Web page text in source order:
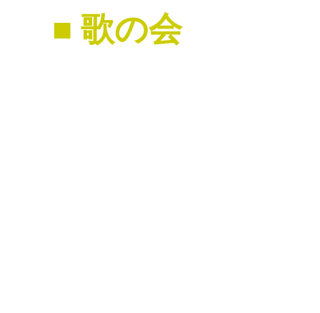
■ 歌の会